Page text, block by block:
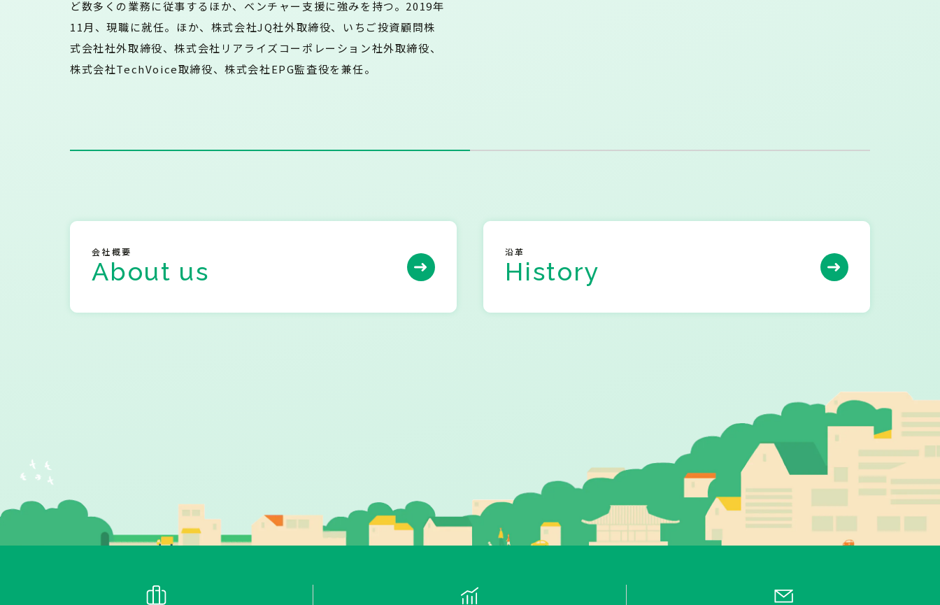
ど数多くの業務に従事するほか、ベンチャー支援に強みを持つ。2019年
11月、現職に就任。ほか、株式会社JQ社外取締役、いちご投資顧問株
式会社社外取締役、株式会社リアライズコーポレーション社外取締役、
株式会社TechVoice取締役、株式会社EPG監査役を兼任。
会社概要
About us
沿革
History